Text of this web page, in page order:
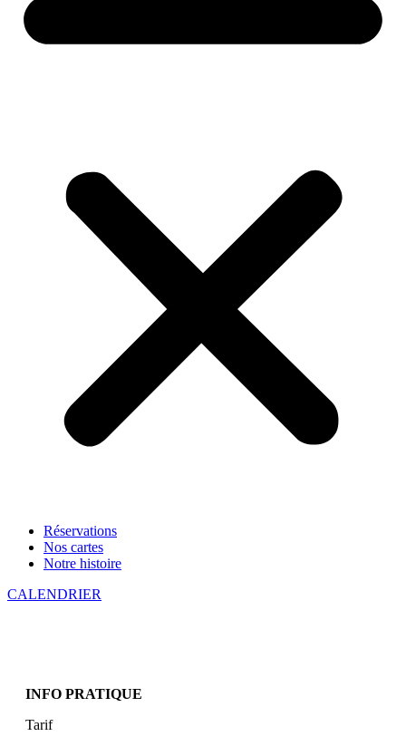
Réservations
Nos cartes
Notre histoire
CALENDRIER
INFO PRATIQUE
Tarif